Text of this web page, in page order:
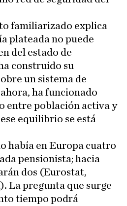
familiarizado explica
plateada no puede
del estado de
construido su
un sistema de
ha funcionado
entre población activa y
equilibrio se está
había en Europa cuatro
pensionista; hacia
dos (Eurostat,
La pregunta que surge
tiempo podrá